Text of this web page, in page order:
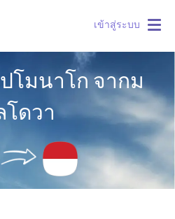
เข้าสู่ระบบ
โมนาโก จากม
โดวา